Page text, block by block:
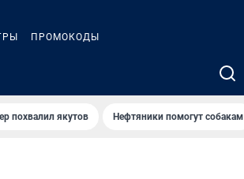
ПРОМОКОДЫ
похвалил якутов Нефтяники помогут собакам